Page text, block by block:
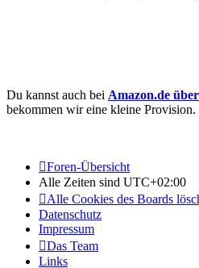
Du kannst auch bei Amazon.de
bekommen wir eine kleine Provision.
Foren-Übersicht
Alle Zeiten sind UTC+02:00
Alle Cookies des Boards
Datenschutz
Impressum
Das Team
Links